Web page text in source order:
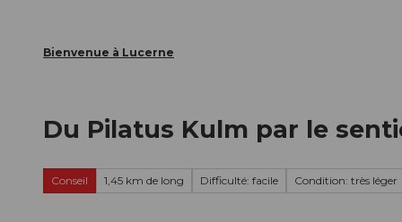
Bienvenue à Lucerne
Du Pilatus Kulm par le
Conseil 1,45 km de long Difficulté: facile Condition: très léger